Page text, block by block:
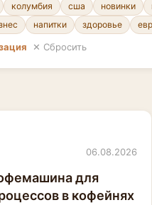
колумбия сша новинки
напитки здоровье
✕ Сбросить
06.08.2026
для
в кофейнях